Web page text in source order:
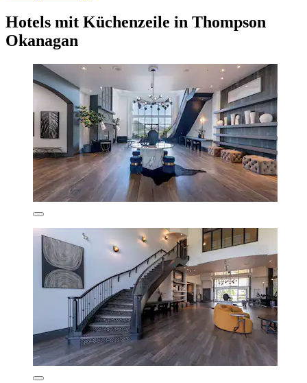
Hotels mit Küchenzeile in Thompson
Okanagan